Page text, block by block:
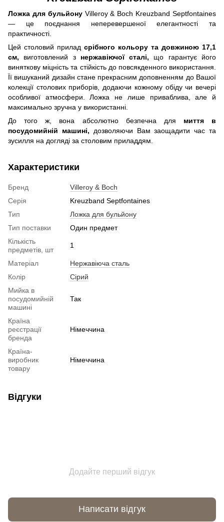
Ложка для бульйону Villeroy & Boch Kreuzband Septfontaines
— це поєднання неперевершеної елегантності та
практичності.
Цей столовий прилад срібного кольору та довжиною 17,1
см, виготовлений з нержавіючої сталі, що гарантує його
виняткову міцність та стійкість до повсякденного використання.
Її вишуканий дизайн стане прекрасним доповненням до Вашої
колекції столових приборів, додаючи кожному обіду чи вечері
особливої атмосфери. Ложка не лише приваблива, але й
максимально зручна у використанні.
До того ж, вона абсолютно безпечна для миття в
посудомийній машині, дозволяючи Вам заощадити час та
зусилля на догляді за столовим приладдям.
Характеристики
Бренд
Villeroy & Boch
Серія
Kreuzband Septfontaines
Тип
Ложка для бульйону
Тип поставки
Один предмет
Кількість
предметів, шт
1
Матеріал
Нержавіюча сталь
Колір
Сірий
Мийка в
посудомийній
машині
Так
Країна
реєстрації
бренда
Німеччина
Країна-
виробник
товару
Німеччина
Відгуки
Додайте перший відгук
Написати відгук